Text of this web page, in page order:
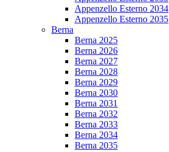
Appenzello Esterno 2034
Appenzello Esterno 2035
Berna
Berna 2025
Berna 2026
Berna 2027
Berna 2028
Berna 2029
Berna 2030
Berna 2031
Berna 2032
Berna 2033
Berna 2034
Berna 2035